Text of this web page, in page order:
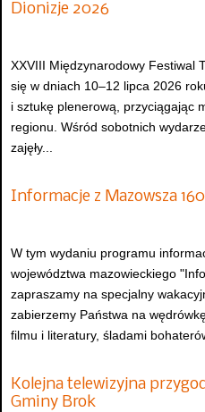
Dionizje 2026
XXVIII Międzynarodowy Festiwal
się w dniach 10–12 lipca 2026
i sztukę plenerową, przyciągając
regionu. Wśród sobotnich
zajęły...
Informacje z Mazowsza 160
W tym wydaniu programu
województwa mazowieckiego
zapraszamy na specjalny
zabierzemy Państwa na
filmu i literatury, śladami
Kolejna telewizyjna
Gminy Brok